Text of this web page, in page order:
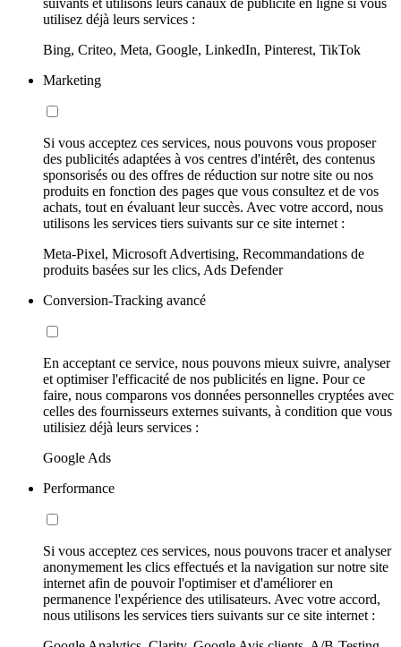
utilisez déjà leurs services :
Bing, Criteo, Meta, Google, LinkedIn, Pinterest, TikTok
Marketing
Si vous acceptez ces services, nous pouvons vous proposer
des publicités adaptées à vos centres d'intérêt, des contenus
sponsorisés ou des offres de réduction sur notre site ou nos
produits en fonction des pages que vous consultez et de vos
achats, tout en évaluant leur succès. Avec votre accord, nous
utilisons les services tiers suivants sur ce site internet :
Meta-Pixel, Microsoft Advertising, Recommandations de
produits basées sur les clics, Ads Defender
Conversion-Tracking avancé
En acceptant ce service, nous pouvons mieux suivre, analyser
et optimiser l'efficacité de nos publicités en ligne. Pour ce
faire, nous comparons vos données personnelles cryptées avec
celles des fournisseurs externes suivants, à condition que vous
utilisiez déjà leurs services :
Google Ads
Performance
Si vous acceptez ces services, nous pouvons tracer et analyser
anonymement les clics effectués et la navigation sur notre site
internet afin de pouvoir l'optimiser et d'améliorer en
permanence l'expérience des utilisateurs. Avec votre accord,
nous utilisons les services tiers suivants sur ce site internet :